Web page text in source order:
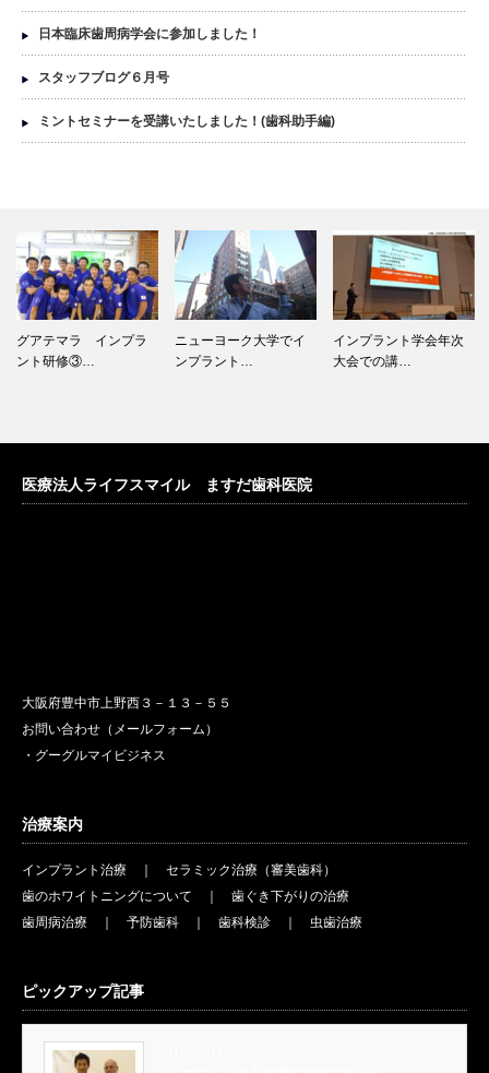
日本臨床歯周病学会に参加しました！
スタッフブログ６月号
ミントセミナーを受講いたしました！(歯科助手編)
グアテマラ インプラ
ント研修③…
ニューヨーク大学でイ
ンプラント…
インプラント学会年次
大会での講…
医療法人ライフスマイル ますだ歯科医院
大阪府豊中市上野西３－１３－５５
お問い合わせ（メールフォーム）
・グーグルマイビジネス
治療案内
インプラント治療
セラミック治療（審美歯科）
歯のホワイトニングについて
歯ぐき下がりの治療
歯周病治療
予防歯科 歯科検診 虫歯治療
ピックアップ記事